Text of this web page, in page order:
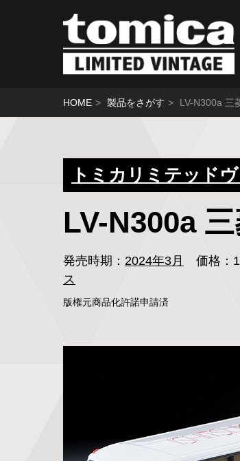
HOME 製品をさがす LV-N300a 三
トミカリミテッド
LV-N300a
発売時期： 2024年3月 価格：
ス
版権元商品化許諾申請済